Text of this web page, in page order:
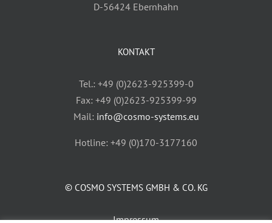
D-56424 Ebernhahn
KONTAKT
Tel.: +49 (0)2623-925399-0
Fax: +49 (0)2623-925399-99
Mail: info@cosmo-systems.eu
Hotline: +49 (0)170-3177160
© COSMO SYSTEMS GMBH & CO. KG
Impressum